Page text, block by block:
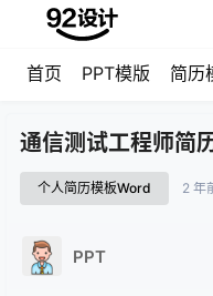
首页 PPT模版 简历
通信测试工程师简
个人简历模板Word 2 年
PPT